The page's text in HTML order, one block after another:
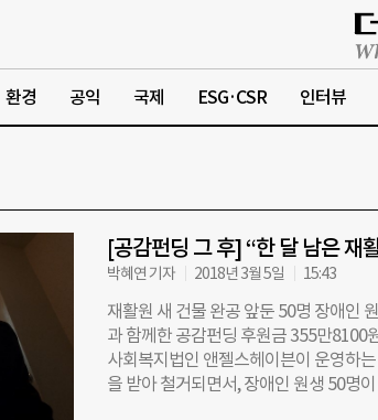
환경 공익 국제 ESG·CSR 인터뷰
[공감펀딩 그 후] “한 달 남은 재
박혜연 기자 2018년 3월 5일 15:43
재활원 새 건물 완공 앞둔 50명 장애인
과 함께한 공감펀딩 후원금 355만8100
사회복지법인 앤젤스헤이븐이 운영하
을 받아 철거되면서, 장애인 원생 50명